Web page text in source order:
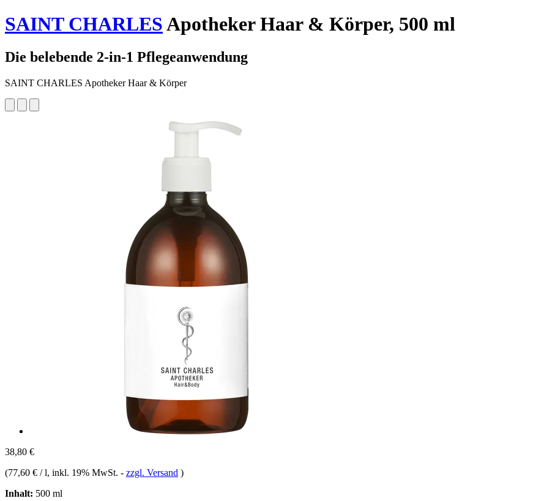
SAINT CHARLESApotheker Haar & Körper, 500 ml
Die belebende 2-in-1 Pflegeanwendung
SAINT CHARLES Apotheker Haar & Körper
38,80 €
(77,60 € / l, inkl. 19% MwSt. - zzgl. Versand )
Inhalt: 500 ml